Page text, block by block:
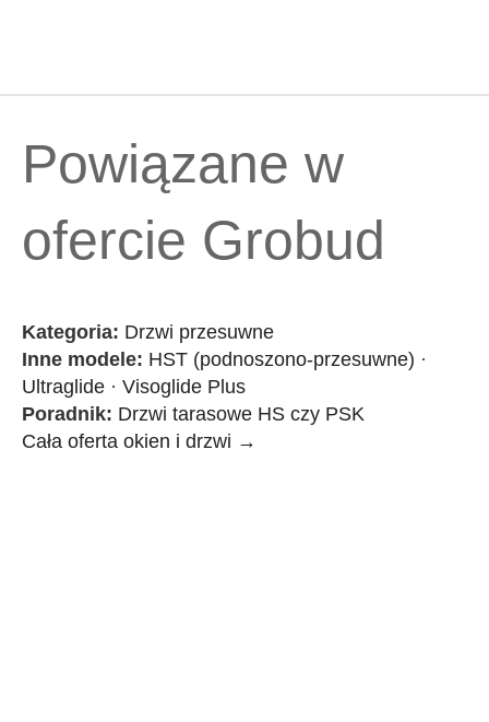
Powiązane w
ofercie Grobud
Kategoria: Drzwi przesuwne
Inne modele: HST (podnoszono-przesuwne) ·
Ultraglide · Visoglide Plus
Poradnik: Drzwi tarasowe HS czy PSK
Cała oferta okien i drzwi →